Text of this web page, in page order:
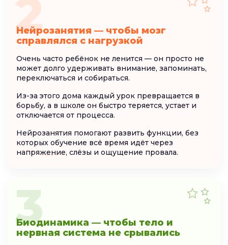
2
Нейрозанятия — чтобы мозг
справлялся с нагрузкой
Очень часто ребёнок не ленится — он просто не
может долго удерживать внимание, запоминать,
переключаться и собираться.
Из-за этого дома каждый урок превращается в
борьбу, а в школе он быстро теряется, устает и
отключается от процесса.
Нейрозанятия помогают развить функции, без
которых обучение всё время идёт через
напряжение, слёзы и ощущение провала.
3
Биодинамика — чтобы тело и
нервная система не срывались